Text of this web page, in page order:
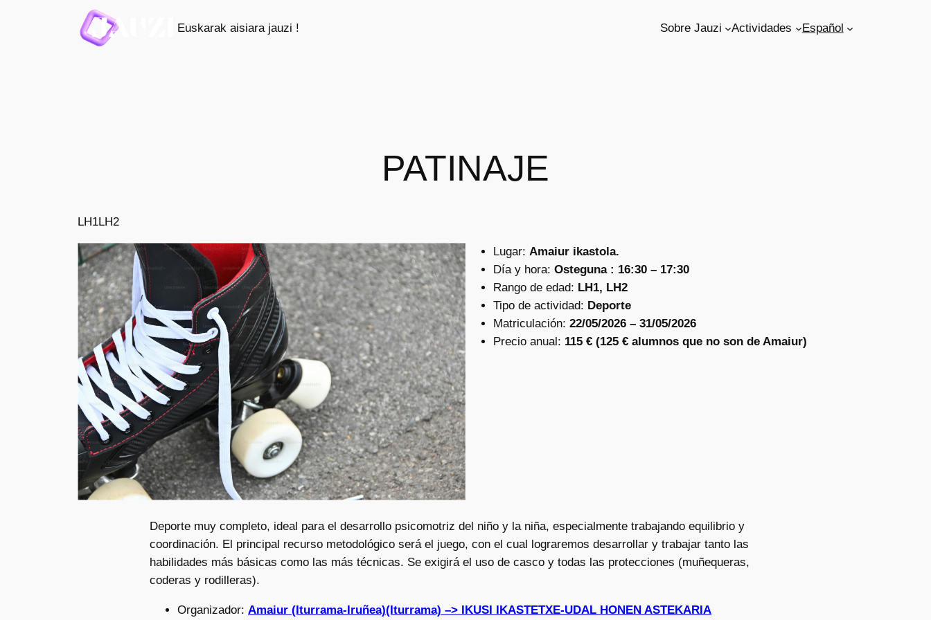
Euskarak aisiara jauzi ! Sobre Jauzi Actividades Español
PATINAJE
LH1LH2
Lugar: Amaiur ikastola.
Día y hora: Osteguna : 16:30 – 17:30
Rango de edad: LH1, LH2
Tipo de actividad: Deporte
Matriculación: 22/05/2026 – 31/05/2026
Precio anual: 115 € (125 € alumnos que no son de Amaiur)
Deporte muy completo, ideal para el desarrollo psicomotriz del niño y la niña, especialmente trabajando equilibrio y
coordinación. El principal recurso metodológico será el juego, con el cual lograremos desarrollar y trabajar tanto las
habilidades más básicas como las más técnicas. Se exigirá el uso de casco y todas las protecciones (muñequeras,
coderas y rodilleras).
Organizador: Amaiur (Iturrama-Iruñea)(Iturrama) –> IKUSI IKASTETXE-UDAL HONEN ASTEKARIA